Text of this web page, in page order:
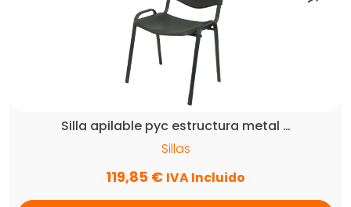
Silla apilable pyc estructura metal …
Sillas
119,85 € IVA Incluido